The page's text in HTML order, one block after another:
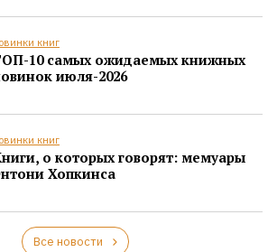
книг
10 самых ожидаемых книжных
июля-2026
книг
о которых говорят: мемуары
Хопкинса
Все новости